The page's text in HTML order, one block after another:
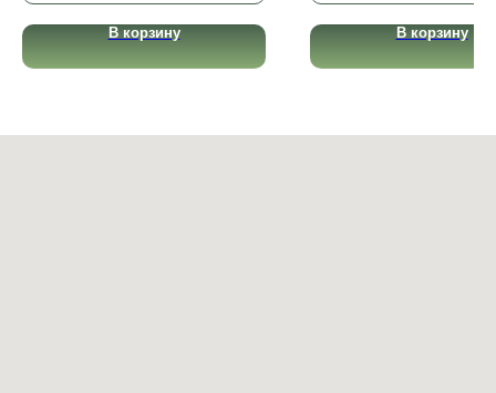
В корзину В корзину